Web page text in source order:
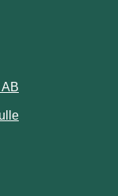
Länk till annan
webbplats.
webbplats.